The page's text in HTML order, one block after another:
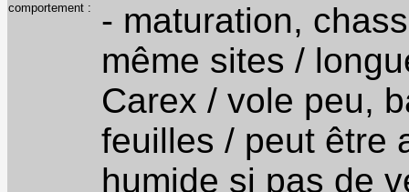
comportement :
- maturation,
même sites /
Carex / vole peu,
feuilles / peut être
humide si pas de